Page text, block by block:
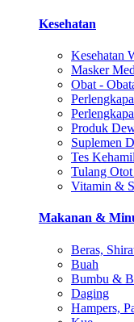
Kesehatan
Kesehatan
Masker
Obat -
Produk
Suplemen
Tes
Tulang
Vitamin &
Makanan &
Beras,
Buah
Bumbu &
Daging
Hampers,